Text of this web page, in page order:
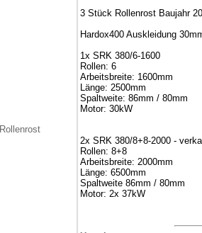
Rollenrost
3 Stück Rollenrost Baujahr
Hardox400 Auskleidung
1x SRK 380/6-1600
Rollen: 6
Arbeitsbreite: 1600mm
Länge: 2500mm
Spaltweite: 86mm / 80mm
Motor: 30kW
2x SRK 380/8+8-2000 -
Rollen: 8+8
Arbeitsbreite: 2000mm
Länge: 6500mm
Spaltweite 86mm / 80mm
Motor: 2x 37kW